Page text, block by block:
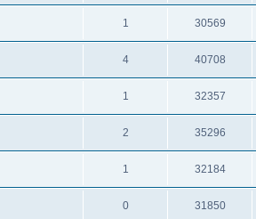
1 30569
4 40708
1 32357
2 35296
1 32184
0 31850